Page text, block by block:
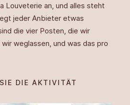
Louveterie an, und alles steht
jeder Anbieter etwas
die vier Posten, die wir
weglassen, und was das pro
DIE AKTIVITÄT